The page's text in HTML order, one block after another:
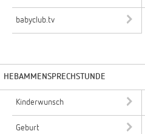
babyclub.tv
HEBAMMENSPRECHSTUNDE
Kinderwunsch
Geburt